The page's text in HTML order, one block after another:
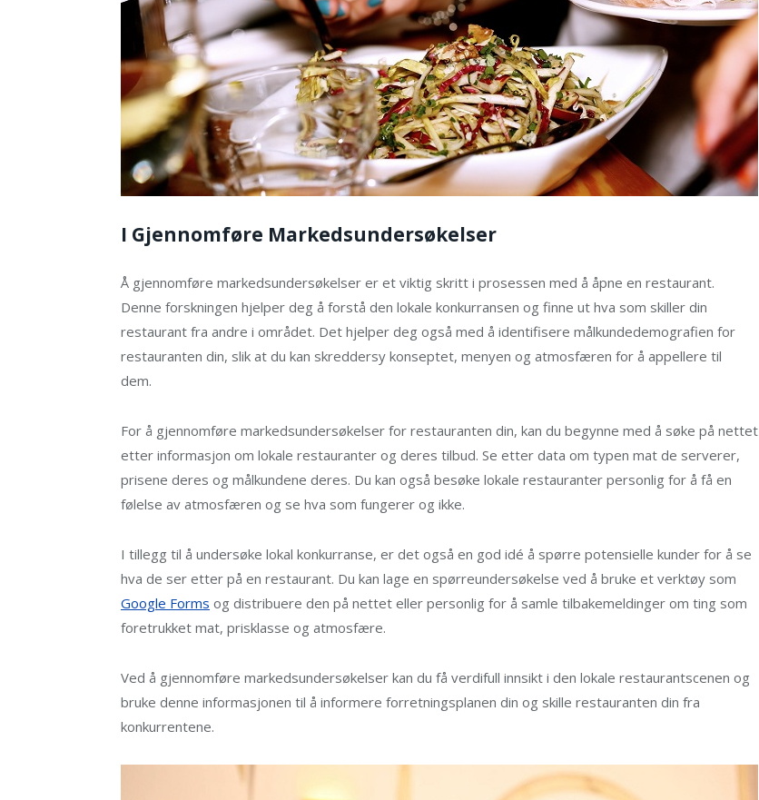
I Gjennomføre Markedsundersøkelser
Å gjennomføre markedsundersøkelser er et viktig skritt i prosessen med å åpne en restaurant.
Denne forskningen hjelper deg å forstå den lokale konkurransen og finne ut hva som skiller din
restaurant fra andre i området. Det hjelper deg også med å identifisere målkundedemografien for
restauranten din, slik at du kan skreddersy konseptet, menyen og atmosfæren for å appellere til
dem.
For å gjennomføre markedsundersøkelser for restauranten din, kan du begynne med å søke på nettet
etter informasjon om lokale restauranter og deres tilbud. Se etter data om typen mat de serverer,
prisene deres og målkundene deres. Du kan også besøke lokale restauranter personlig for å få en
følelse av atmosfæren og se hva som fungerer og ikke.
I tillegg til å undersøke lokal konkurranse, er det også en god idé å spørre potensielle kunder for å se
hva de ser etter på en restaurant. Du kan lage en spørreundersøkelse ved å bruke et verktøy som
Google Forms og distribuere den på nettet eller personlig for å samle tilbakemeldinger om ting som
foretrukket mat, prisklasse og atmosfære.
Ved å gjennomføre markedsundersøkelser kan du få verdifull innsikt i den lokale restaurantscenen og
bruke denne informasjonen til å informere forretningsplanen din og skille restauranten din fra
konkurrentene.